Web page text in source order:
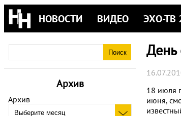
НОВОСТИ ВИДЕО ЭХО-ТВ
Архив
Архив
18 июля
июня,